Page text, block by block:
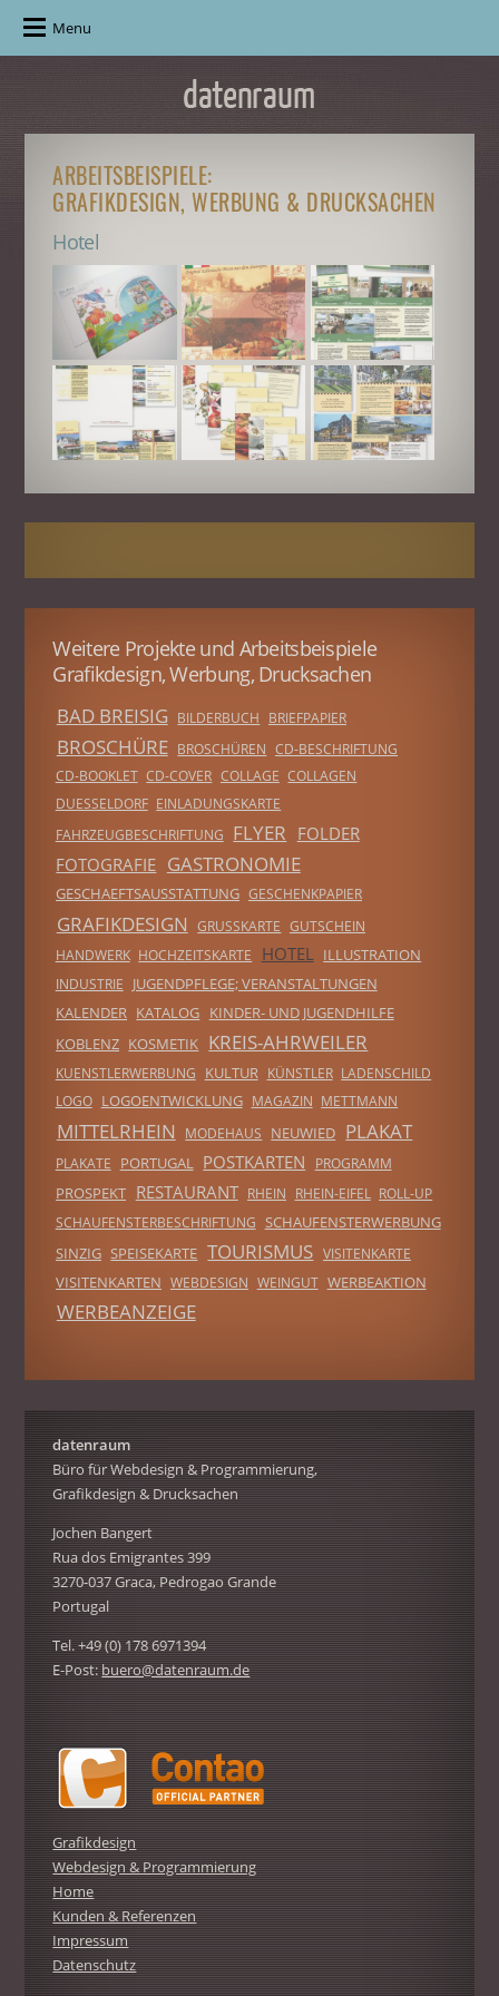
Menu
ARBEITSBEISPIELE:
GRAFIKDESIGN, WERBUNG & DRUCKSACHEN
Hotel
Weitere Projekte und Arbeitsbeispiele
Grafikdesign, Werbung, Drucksachen
BAD BREISIG BILDERBUCH BRIEFPAPIER
BROSCHÜRE BROSCHÜREN CD-BESCHRIFTUNG
CD-BOOKLET CD-COVER COLLAGE COLLAGEN
DUESSELDORF EINLADUNGSKARTE
FAHRZEUGBESCHRIFTUNG
FLYER FOLDER
FOTOGRAFIE GASTRONOMIE
GESCHAEFTSAUSSTATTUNG GESCHENKPAPIER
GRAFIKDESIGN GRUSSKARTE
GUTSCHEIN
HANDWERK HOCHZEITSKARTE HOTEL ILLUSTRATION
INDUSTRIE
JUGENDPFLEGE; VERANSTALTUNGEN
KALENDER KATALOG KINDER- UND JUGENDHILFE
KOBLENZ KOSMETIK KREIS-AHRWEILER
KUENSTLERWERBUNG KULTUR KÜNSTLER LADENSCHILD
LOGO
LOGOENTWICKLUNG MAGAZIN METTMANN
MITTELRHEIN MODEHAUS NEUWIED PLAKAT
PLAKATE PORTUGAL POSTKARTEN PROGRAMM
PROSPEKT RESTAURANT RHEIN RHEIN-EIFEL
ROLL-UP
SCHAUFENSTERBESCHRIFTUNG SCHAUFENSTERWERBUNG
SINZIG SPEISEKARTE TOURISMUS VISITENKARTE
VISITENKARTEN WEBDESIGN WEINGUT WERBEAKTION
WERBEANZEIGE
datenraum
Büro für Webdesign & Programmierung,
Grafikdesign & Drucksachen
Jochen Bangert
Rua dos Emigrantes 399
3270-037 Graca, Pedrogao Grande
Portugal
Tel. +49 (0) 178 6971394
E-Post:buero@datenraum.de
Grafikdesign
Webdesign & Programmierung
Home
Kunden & Referenzen
Impressum
Datenschutz